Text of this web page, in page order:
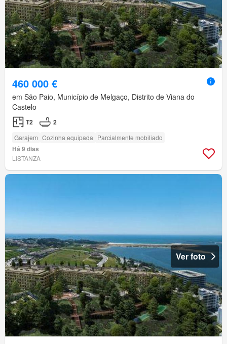
460 000 €
em São Paio, Município de Melgaço, Distrito de Viana do
Castelo
T2 2
Garajem Cozinha equipada Parcialmente mobiliado
Há 9 dias
LISTANZA
Ver foto